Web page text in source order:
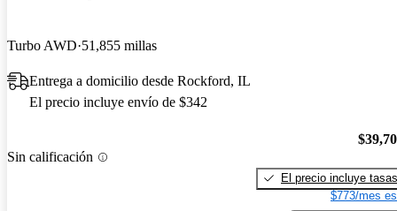
Turbo AWD 51,855 millas
Entrega a domicilio desde Rockford, IL
El precio incluye envío de $342
Sin calificación
El precio incluye tasas
$773/mes